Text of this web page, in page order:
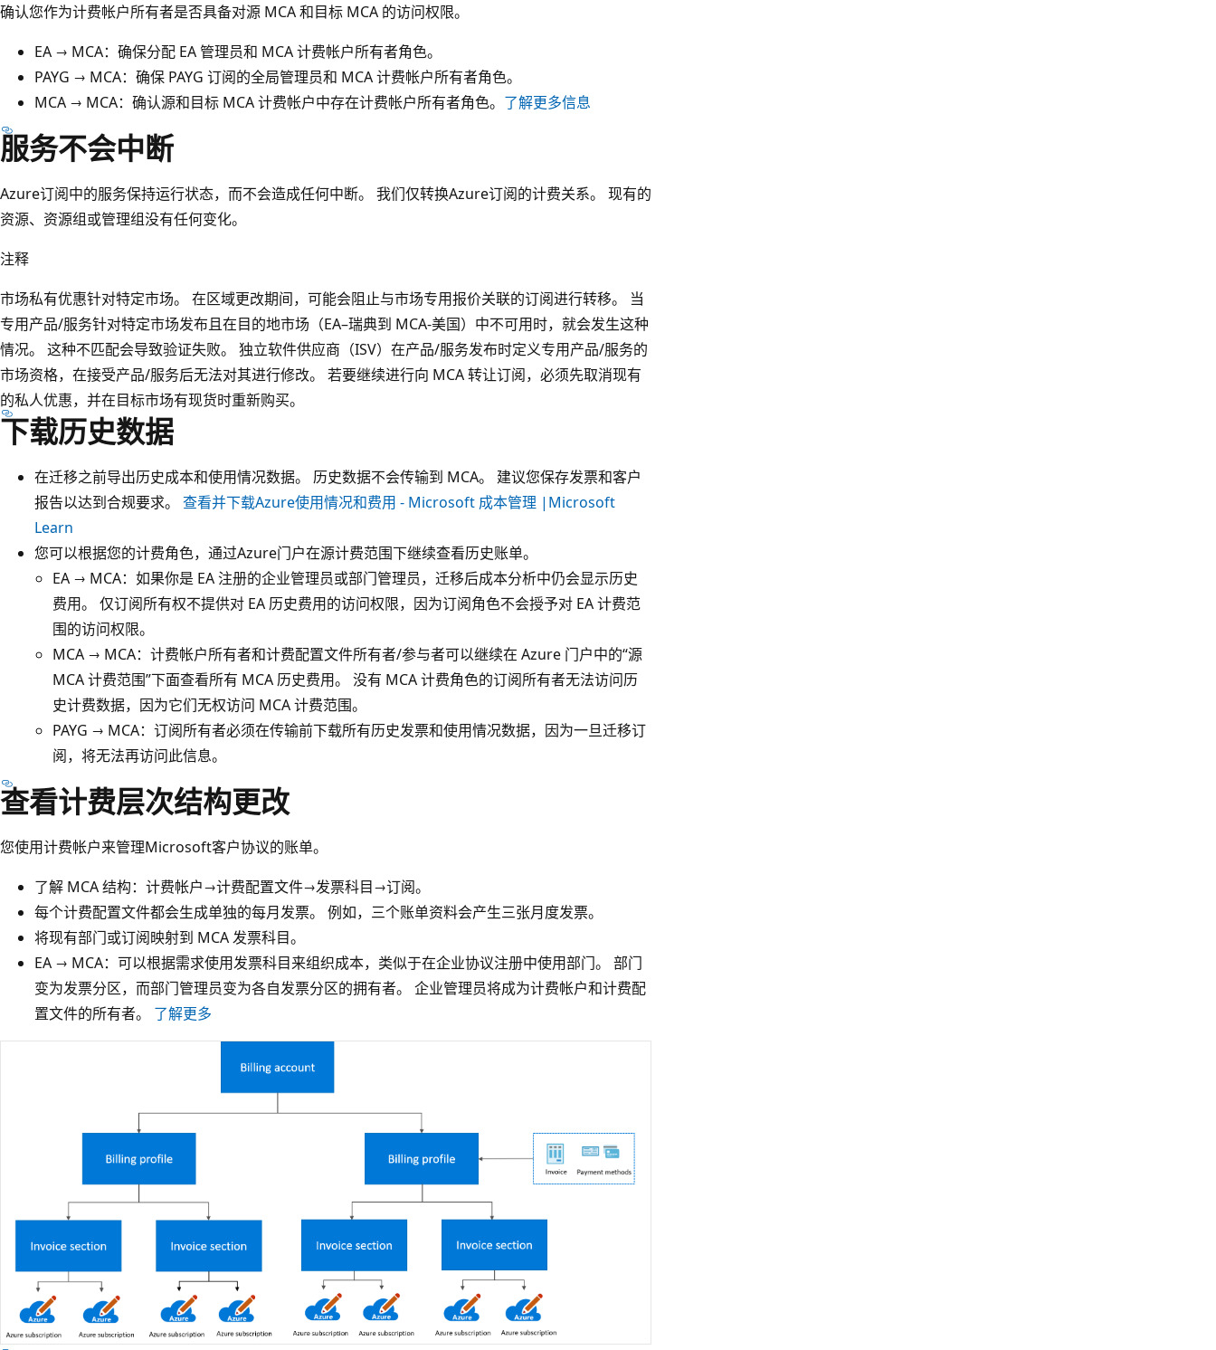
确认您作为计费帐户所有者是否具备对源 MCA 和目标 MCA 的访问权限。
EA → MCA：确保分配 EA 管理员和 MCA 计费帐户所有者角色。
PAYG → MCA：确保 PAYG 订阅的全局管理员和 MCA 计费帐户所有者角色。
MCA → MCA：确认源和目标 MCA 计费帐户中存在计费帐户所有者角色。 了解更多信息
服务不会中断
Azure订阅中的服务保持运行状态，而不会造成任何中断。 我们仅转换Azure订阅的计费关系。 现有的
资源、资源组或管理组没有任何变化。
注释
市场私有优惠针对特定市场。 在区域更改期间，可能会阻止与市场专用报价关联的订阅进行转移。 当
专用产品/服务针对特定市场发布且在目的地市场（EA–瑞典到 MCA-美国）中不可用时，就会发生这种
情况。 这种不匹配会导致验证失败。 独立软件供应商（ISV）在产品/服务发布时定义专用产品/服务的
市场资格，在接受产品/服务后无法对其进行修改。 若要继续进行向 MCA 转让订阅，必须先取消现有
的私人优惠，并在目标市场有现货时重新购买。
下载历史数据
在迁移之前导出历史成本和使用情况数据。 历史数据不会传输到 MCA。 建议您保存发票和客户
报告以达到合规要求。 查看并下载Azure使用情况和费用 - Microsoft 成本管理 |Microsoft
Learn
您可以根据您的计费角色，通过Azure门户在源计费范围下继续查看历史账单。
EA → MCA：如果你是 EA 注册的企业管理员或部门管理员，迁移后成本分析中仍会显示历史
费用。 仅订阅所有权不提供对 EA 历史费用的访问权限，因为订阅角色不会授予对 EA 计费范
围的访问权限。
MCA → MCA：计费帐户所有者和计费配置文件所有者/参与者可以继续在 Azure 门户中的“源
MCA 计费范围”下面查看所有 MCA 历史费用。 没有 MCA 计费角色的订阅所有者无法访问历
史计费数据，因为它们无权访问 MCA 计费范围。
PAYG → MCA：订阅所有者必须在传输前下载所有历史发票和使用情况数据，因为一旦迁移订
阅，将无法再访问此信息。
查看计费层次结构更改
您使用计费帐户来管理Microsoft客户协议的账单。
了解 MCA 结构：计费帐户→计费配置文件→发票科目→订阅。
每个计费配置文件都会生成单独的每月发票。 例如，三个账单资料会产生三张月度发票。
将现有部门或订阅映射到 MCA 发票科目。
EA → MCA：可以根据需求使用发票科目来组织成本，类似于在企业协议注册中使用部门。 部门
变为发票分区，而部门管理员变为各自发票分区的拥有者。 企业管理员将成为计费帐户和计费配
置文件的所有者。 了解更多